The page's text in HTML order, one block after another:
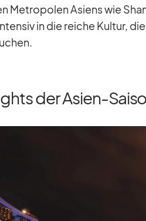
Me­tro­po­len Asi­ens wie
in die rei­che Kul­tur,
der Asien-